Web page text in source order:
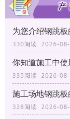
为您介绍钢跳
330阅读 2026-
你知道施工中
335阅读 2026-
施工场地钢跳
328阅读 2026-